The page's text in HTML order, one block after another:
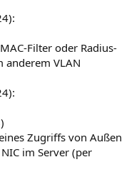
Filter oder Radius-
VLAN
Zugriffs von Außen
im Server (per